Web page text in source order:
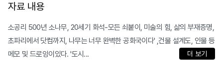
자료 내용
소공리 500년 소나무, 20세기 화석-모든 쇠붙이, 미술의 힘, 삶의 부재증명,
초파리에서 닷컴까지, 나무는 너무 완벽한 공화국이다' ,건물 설계도, 인물 등
메모 및 드로잉이있다. '도시...
더 보기